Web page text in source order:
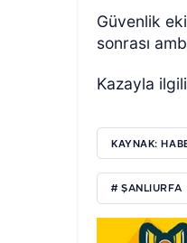
Güvenlik
sonrası
Kazayla
KAYNAK:
# ŞANLIURFA